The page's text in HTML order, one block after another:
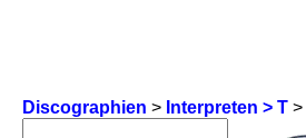
Discographien > Interpreten > T >